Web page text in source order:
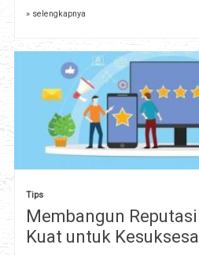
» selengkapnya
Tips
Membangun
Kuat untuk